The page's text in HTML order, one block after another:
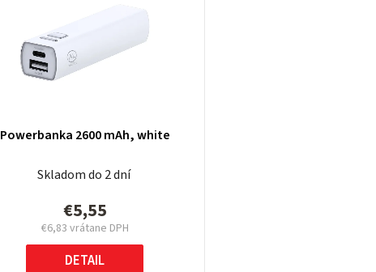
Powerbanka 2600 mAh, white
Skladom do 2 dní
€5,55
€6,83 vrátane DPH
Jednotková
cena:
DETAIL